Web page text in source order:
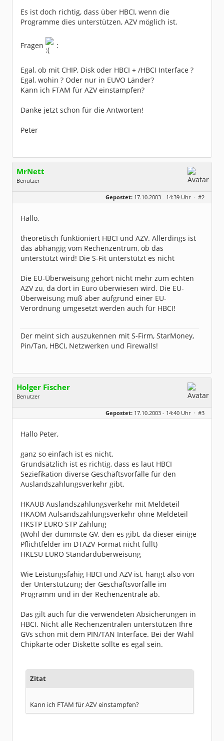
Es ist doch richtig, dass über HBCI, wenn die
Programme dies unterstützen, AZV möglich ist.
Fragen :
Egal, ob mit CHIP, Disk oder HBCI + /HBCI Interface ?
Egal, wohin ? Oder nur in EUVO Länder?
Kann ich FTAM für AZV einstampfen?
Danke jetzt schon für die Antworten!
Peter
MrNett
Benutzer
Beiträge:
1224
Gepostet: 17.10.2003 - 14:39 Uhr · #2
Hallo,
theoretisch funktioniert HBCI und AZV. Allerdings ist
das abhängig vom Rechenzentrum, ob das
unterstützt wird! Die S-Fit unterstützt es nicht
Die EU-Überweisung gehört nicht mehr zum echten
AZV zu, da dort in Euro überwiesen wird. Die EU-
Überweisung muß aber aufgrund einer EU-
Verordnung umgesetzt werden auch für HBCI!
Der meint sich auszukennen mit S-Firm, StarMoney,
Pin/Tan, HBCI, Netzwerken und Firewalls!
Holger Fischer
Benutzer
Geschlecht:
Alter:
54
Dabei seit:
02 / 2003
Gepostet: 17.10.2003 - 14:40 Uhr · #3
Hallo Peter,
ganz so einfach ist es nicht.
Grundsätzlich ist es richtig, dass es laut HBCI
Seziefikation diverse Geschäftsvorfälle für den
Auslandszahlungsverkehr gibt.
HKAUB Auslandszahlungsverkehr mit Meldeteil
HKAOM Aulsandszahlungsverkehr ohne Meldeteil
HKSTP EURO STP Zahlung
(Wohl der dümmste GV, den es gibt, da dieser einige
Pflichtfelder im DTAZV-Format nicht füllt)
HKESU EURO Standardüberweisung
Wie Leistungsfähig HBCI und AZV ist, hängt also von
der Unterstützung der Geschäftsvorfälle im
Programm und in der Rechenzentrale ab.
Das gilt auch für die verwendeten Absicherungen in
HBCI. Nicht alle Rechenzentralen unterstützen Ihre
GVs schon mit dem PIN/TAN Interface. Bei der Wahl
Chipkarte oder Diskette sollte es egal sein.
Zitat
Kann ich FTAM für AZV einstampfen?